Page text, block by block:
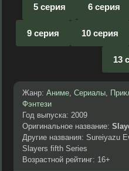
5 серия 6 серия
9 серия 10 серия
13
Жанр: Аниме, Сериалы,
Фэнтези
Год выпуска: 2009
Оригинальное название:
Другие названия: Sureiyazu
Slayers fifth Series
Возрастной рейтинг: 16+